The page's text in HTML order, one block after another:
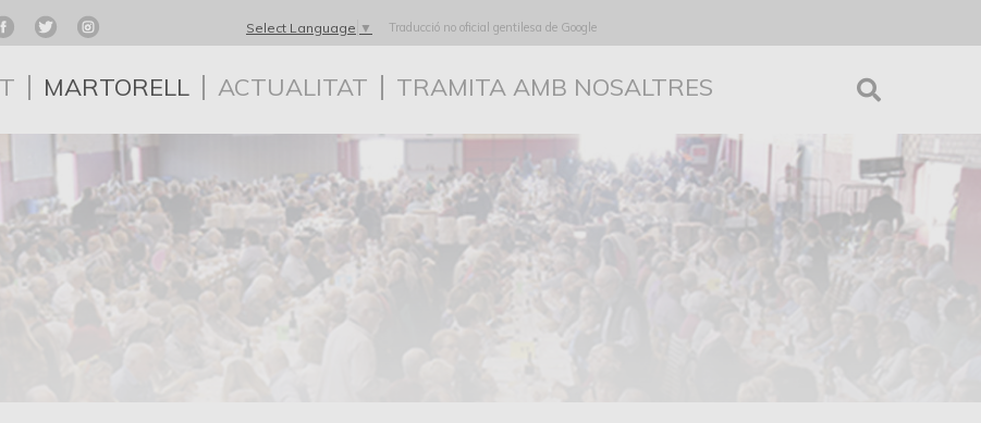
Select Language ▼ Traducció no oficial gentilesa de Google
MARTORELL ACTUALITAT TRAMITA AMB NOSALTRES